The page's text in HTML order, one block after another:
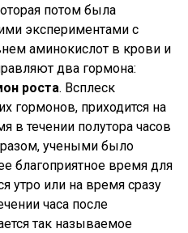
потом была
экспериментами с
аминокислот в крови и
два гормона:
роста. Всплеск
гормонов, приходится на
в течении полутора часов
учеными было
благоприятное время для
утро или на время сразу
часа после
так называемое